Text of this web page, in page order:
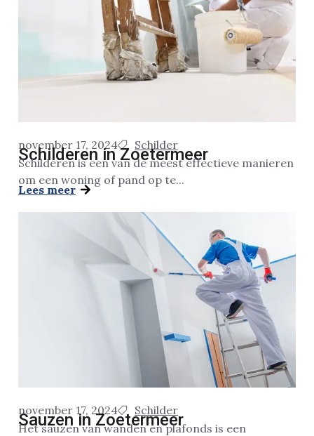
november 17, 2024 Schilder
Schilderen in Zoetermeer
Schilderen is een van de meest effectieve manieren
om een woning of pand op te...
Lees meer
november 17, 2024 Schilder
Sauzen in Zoetermeer
Het sauzen van wanden en plafonds is een